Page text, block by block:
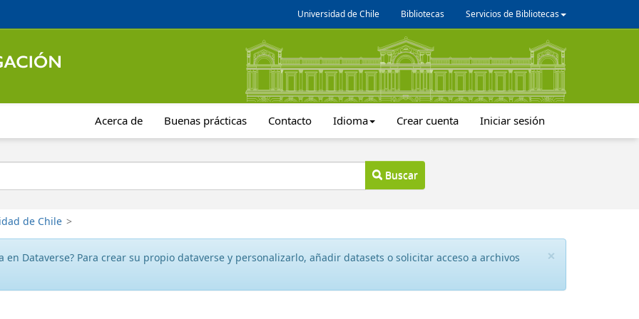
Universidad de Chile Bibliotecas Servicios de Bibliotecas
Acerca de Buenas prácticas Contacto Idioma Crear cuenta Iniciar sesión
Buscar
de Chile >
×
en Dataverse? Para crear su propio dataverse y personalizarlo, añadir datasets o solicitar acceso a archivos